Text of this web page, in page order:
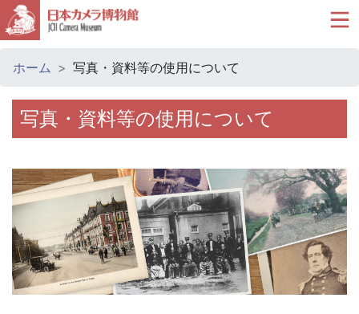
ホーム 写真・資料等の使用について
写真・資料等の使用について